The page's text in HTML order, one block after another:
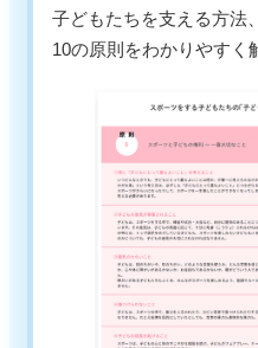
子どもたちを支える方法
10の原則をわかりやすく